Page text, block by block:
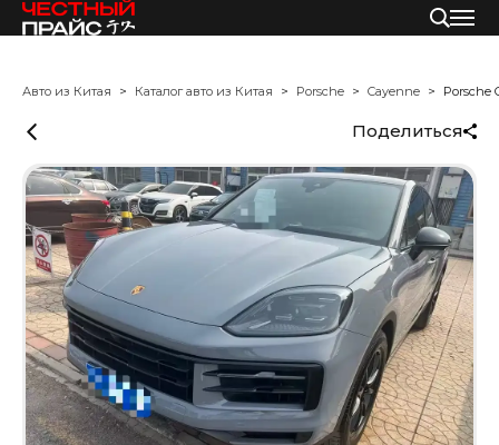
Авто из Китая Каталог авто из Китая Porsche Cayenne Porsche
Поделиться